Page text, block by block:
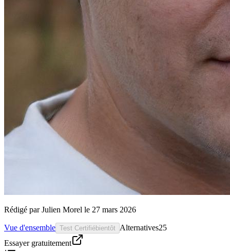
Rédigé par Julien Morel le 27 mars 2026
Vue d'ensemble Test Certifiébientôt Alternatives25
Essayer gratuitement